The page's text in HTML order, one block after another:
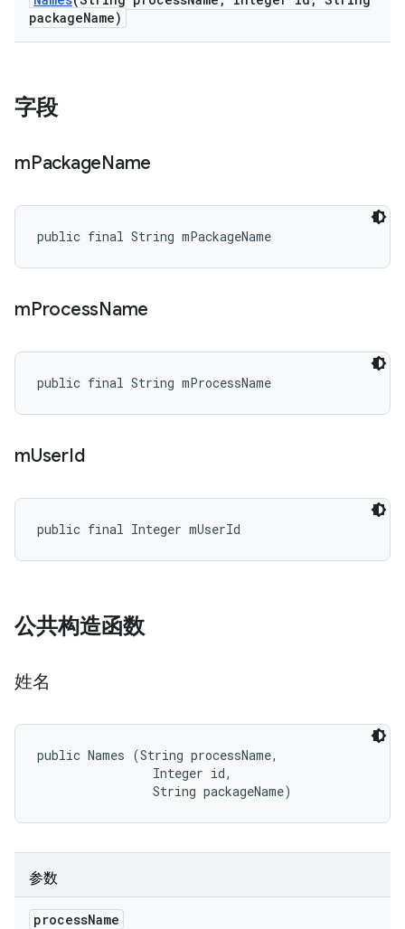
packageName)
字段
mPackageName
public final String mPackageName
mProcessName
public final String mProcessName
mUserId
public final Integer mUserId
公共构造函数
姓名
public Names (String processName,
                Integer id,
                String packageName)
参数
processName